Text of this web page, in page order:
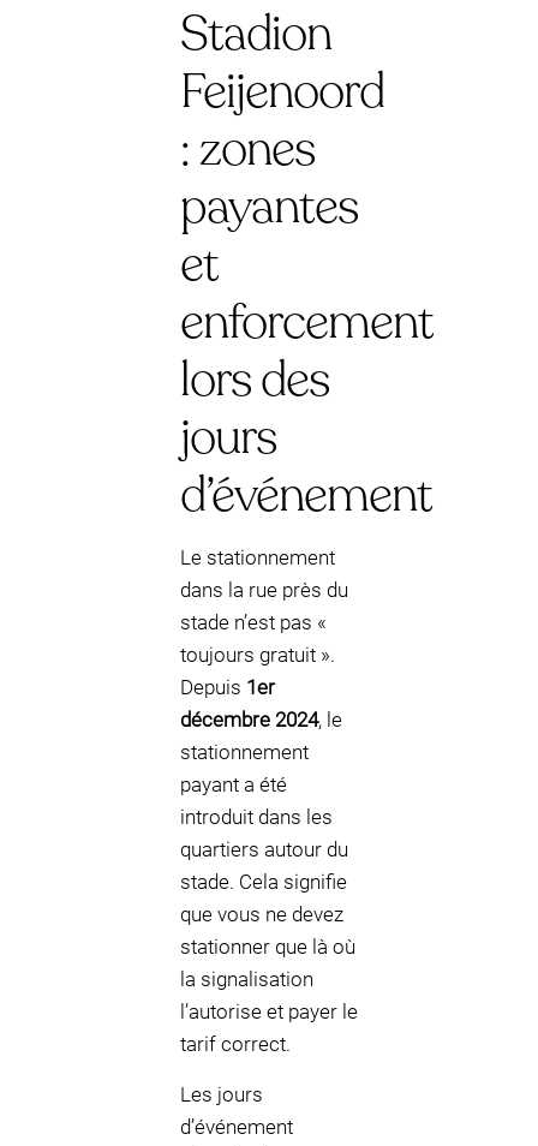
Stadion
Feijenoord
: zones
payantes
et
enforcement
lors des
jours
d’événement
Le stationnement
dans la rue près du
stade n’est pas «
toujours gratuit ».
Depuis 1er
décembre 2024, le
stationnement
payant a été
introduit dans les
quartiers autour du
stade. Cela signifie
que vous ne devez
stationner que là où
la signalisation
l’autorise et payer le
tarif correct.
Les jours
d’événement